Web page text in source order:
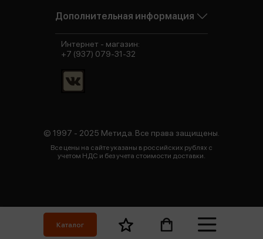
Каталог
Дополнительная информация
© 1997 - 2025 Метида. Все права защищены.
Все цены на сайте указаны в российских рублях с
учетом НДС и без учета стоимости доставки.
Интернет - магазин:
+7 (937) 079-31-32